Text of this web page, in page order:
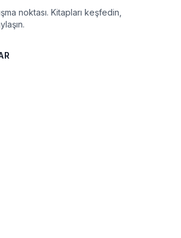
noktası. Kitapları keşfedin,